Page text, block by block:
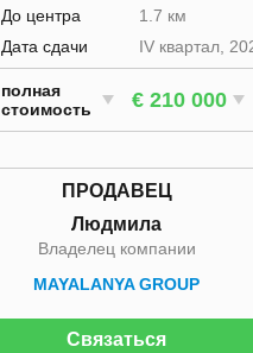
До центра
1.7 км
Дата сдачи
IV квартал,
полная
стоимость
€ 210 000
ПРОДАВЕЦ
Людмила
Владелец компании
MAYALANYA GROUP
Связаться